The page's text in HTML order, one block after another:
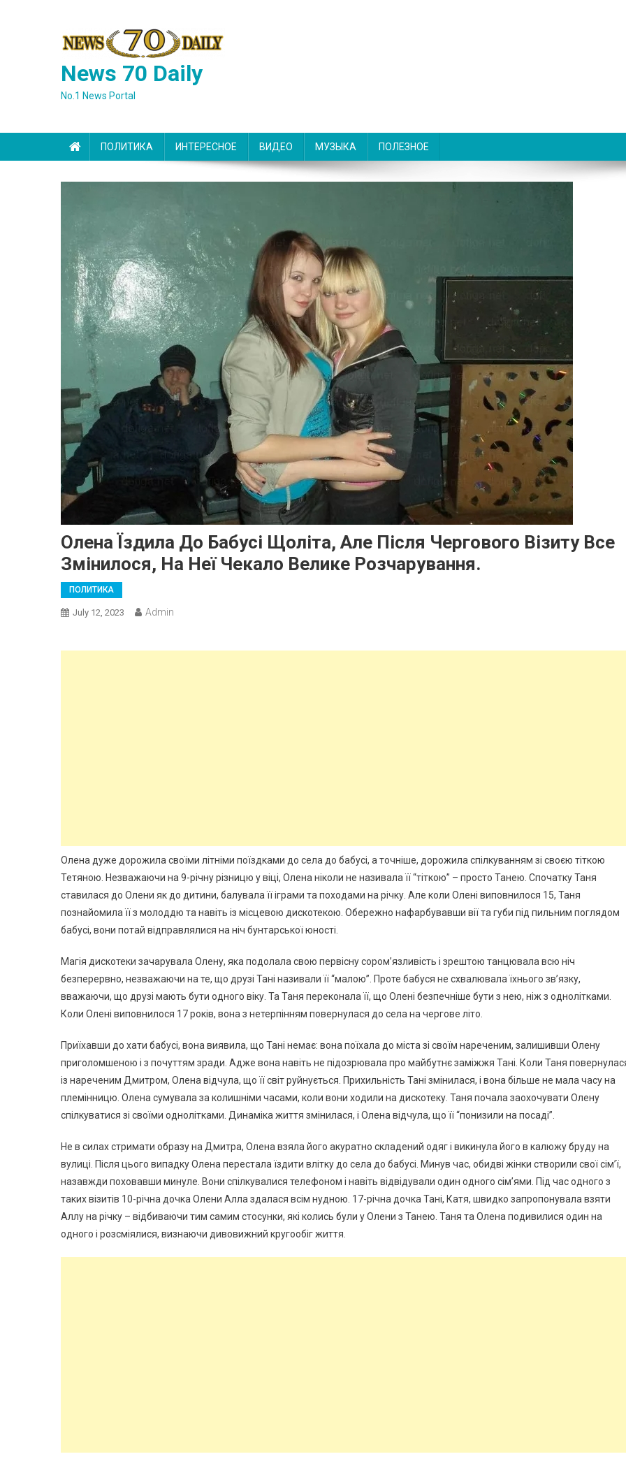
News 70 Daily
No.1 News Portal
ПОЛИТИКА ИНТЕРЕСНОЕ ВИДЕО МУЗЫКА ПОЛЕЗНОЕ
Олена Їздила До Бабусі Щоліта, Але Після Чергового Візиту Все
Змінилося, На Неї Чекало Велике Розчарування.
ПОЛИТИКА
July 12, 2023 Admin
Олена дуже дорожила своїми літніми поїздками до села до бабусі, а точніше, дорожила спілкуванням зі своєю тіткою
Тетяною. Незважаючи на 9-річну різницю у віці, Олена ніколи не називала її “тіткою” – просто Танею. Спочатку Таня
ставилася до Олени як до дитини, балувала її іграми та походами на річку. Але коли Олені виповнилося 15, Таня
познайомила її з молоддю та навіть із місцевою дискотекою. Обережно нафарбувавши вії та губи під пильним поглядом
бабусі, вони потай відправлялися на ніч бунтарської юності.
Магія дискотеки зачарувала Олену, яка подолала свою первісну сором’язливість і зрештою танцювала всю ніч
безперервно, незважаючи на те, що друзі Тані називали її “малою”. Проте бабуся не схвалювала їхнього зв’язку,
вважаючи, що друзі мають бути одного віку. Та Таня переконала її, що Олені безпечніше бути з нею, ніж з однолітками.
Коли Олені виповнилося 17 років, вона з нетерпінням повернулася до села на чергове літо.
Приїхавши до хати бабусі, вона виявила, що Тані немає: вона поїхала до міста зі своїм нареченим, залишивши Олену
приголомшеною і з почуттям зради. Адже вона навіть не підозрювала про майбутнє заміжжя Тані. Коли Таня
із нареченим Дмитром, Олена відчула, що її світ руйнується. Прихильність Тані змінилася, і вона більше не мала часу на
племінницю. Олена сумувала за колишніми часами, коли вони ходили на дискотеку. Таня почала заохочувати Олену
спілкуватися зі своїми однолітками. Динаміка життя змінилася, і Олена відчула, що її “понизили на посаді”.
Не в силах стримати образу на Дмитра, Олена взяла його акуратно складений одяг і викинула його в калюжу бруду на
вулиці. Після цього випадку Олена перестала їздити влітку до села до бабусі. Минув час, обидві жінки створили свої сім’ї,
назавжди поховавши минуле. Вони спілкувалися телефоном і навіть відвідували один одного сім’ями. Під час одного з
таких візитів 10-річна дочка Олени Алла здалася всім нудною. 17-річна дочка Тані, Катя, швидко запропонувала взяти
Аллу на річку – відбиваючи тим самим стосунки, які колись були у Олени з Танею. Таня та Олена подивилися один на
одного і розсміялися, визнаючи дивовижний кругообіг життя.